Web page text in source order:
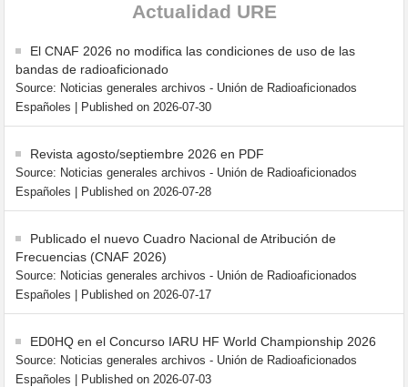
Actualidad URE
El CNAF 2026 no modifica las condiciones de uso de las
bandas de radioaficionado
Source: Noticias generales archivos - Unión de Radioaficionados
Españoles
Published on 2026-07-30
Revista agosto/septiembre 2026 en PDF
Source: Noticias generales archivos - Unión de Radioaficionados
Españoles
Published on 2026-07-28
Publicado el nuevo Cuadro Nacional de Atribución de
Frecuencias (CNAF 2026)
Source: Noticias generales archivos - Unión de Radioaficionados
Españoles
Published on 2026-07-17
ED0HQ en el Concurso IARU HF World Championship 2026
Source: Noticias generales archivos - Unión de Radioaficionados
Españoles
Published on 2026-07-03